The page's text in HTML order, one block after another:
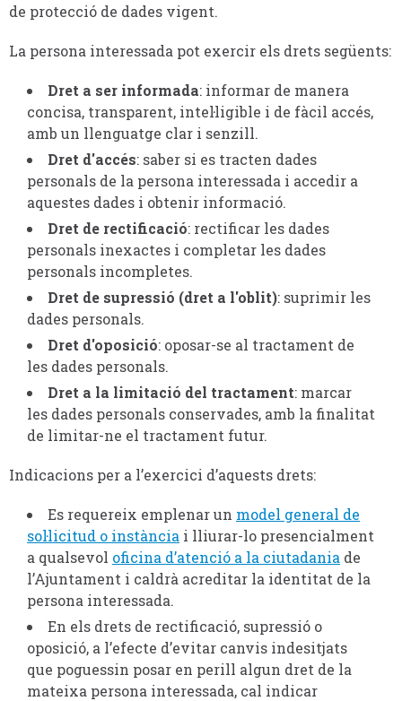
de protecció de dades vigent.
La persona interessada pot exercir els drets següents:
Dret a ser informada: informar de manera
concisa, transparent, intel·ligible i de fàcil accés,
amb un llenguatge clar i senzill.
Dret d'accés: saber si es tracten dades
personals de la persona interessada i accedir a
aquestes dades i obtenir informació.
Dret de rectificació: rectificar les dades
personals inexactes i completar les dades
personals incompletes.
Dret de supressió (dret a l'oblit): suprimir les
dades personals.
Dret d'oposició: oposar-se al tractament de
les dades personals.
Dret a la limitació del tractament: marcar
les dades personals conservades, amb la finalitat
de limitar-ne el tractament futur.
Indicacions per a l’exercici d’aquests drets:
Es requereix emplenar un model general de
sol·licitud o instància i lliurar-lo presencialment
a qualsevol oficina d’atenció a la ciutadania de
l’Ajuntament i caldrà acreditar la identitat de la
persona interessada.
En els drets de rectificació, supressió o
oposició, a l’efecte d’evitar canvis indesitjats
que poguessin posar en perill algun dret de la
mateixa persona interessada, cal indicar